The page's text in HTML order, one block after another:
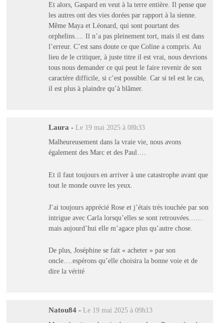
Et alors, Gaspard en veut à la terre entière. Il pense que
les autres ont des vies dorées par rapport à la sienne.
Même Maya et Léonard, qui sont pourtant des
orphelins…. Il n’a pas pleinement tort, mais il est dans
l’erreur. C’est sans doute ce que Coline a compris. Au
lieu de le critiquer, à juste titre il est vrai, nous devrions
tous nous demander ce qui peut le faire revenir de son
caractère difficile, si c’est possible. Car si tel est le cas,
il est plus à plaindre qu’à blâmer.
Laura - Le 19 mai 2025 à 08h33
Malheureusement dans la vraie vie, nous avons
également des Marc et des Paul….
Et il faut toujours en arriver à une catastrophe avant que
tout le monde ouvre les yeux.
J’ai toujours apprécié Rose et j’étais très touchée par son
intrigue avec Carla lorsqu’elles se sont retrouvées……
mais aujourd’hui elle m’agace plus qu’autre chose.
De plus, Joséphine se fait « acheter » par son
oncle….espérons qu’elle choisira la bonne voie et de
dire la vérité
Natou84 - Le 19 mai 2025 à 09h13